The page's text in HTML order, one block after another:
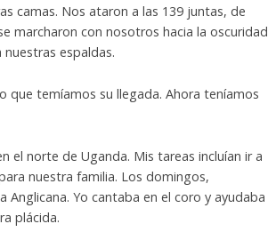
camas. Nos ataron a las 139 juntas, de
marcharon con nosotros hacia la oscuridad
espaldas.
que temíamos su llegada. Ahora teníamos
el norte de Uganda. Mis tareas incluían ir a
nuestra familia. Los domingos,
Yo cantaba en el coro y ayudaba
plácida.